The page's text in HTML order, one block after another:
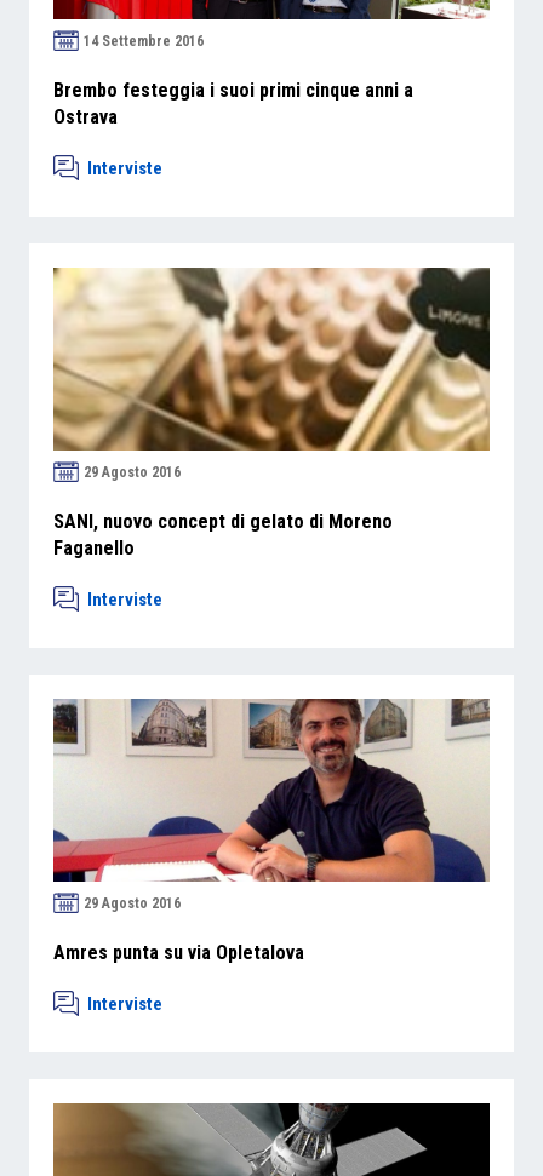
14 Settembre 2016
Brembo festeggia i suoi primi cinque anni a
Ostrava
Interviste
29 Agosto 2016
SANI, nuovo concept di gelato di Moreno
Faganello
Interviste
29 Agosto 2016
Amres punta su via Opletalova
Interviste